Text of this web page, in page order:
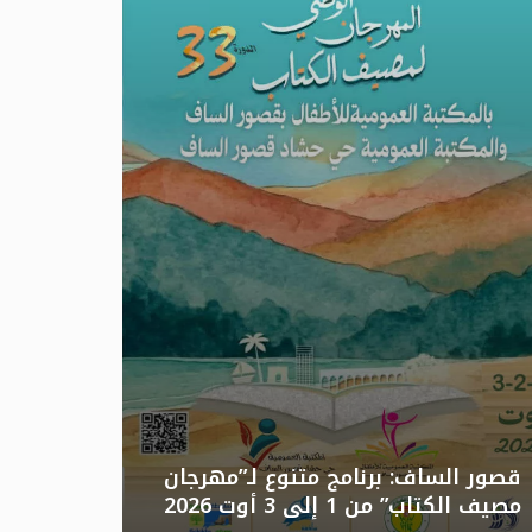
قصور الساف: برنامج متنوع لـ”مهرجان
مصيف الكتاب” من 1 إلى 3 أوت 2026